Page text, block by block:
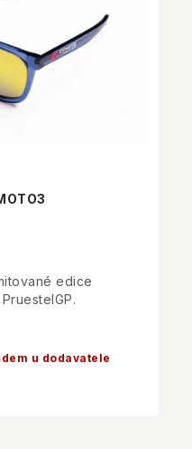
u dodavatele
edice